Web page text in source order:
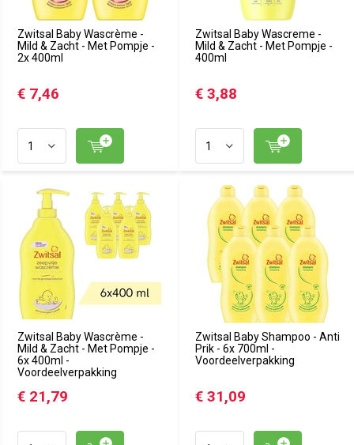
Zwitsal Baby Wascrème -
Mild & Zacht - Met Pompje -
2x 400ml
€ 7,46
Zwitsal Baby Wascreme -
Mild & Zacht - Met Pompje -
400ml
€ 3,88
Zwitsal Baby Wascrème -
Mild & Zacht - Met Pompje -
6x 400ml -
Voordeelverpakking
€ 21,79
Zwitsal Baby Shampoo - Anti
Prik - 6x 700ml -
Voordeelverpakking
€ 31,09